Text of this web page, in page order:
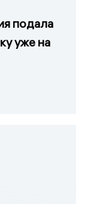
подала
уже на